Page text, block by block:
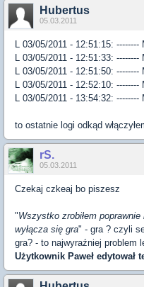
Hubertus
05.03.2011
L 03/05/2011 - 12:51:15:
L 03/05/2011 - 12:51:33:
L 03/05/2011 - 12:51:50:
L 03/05/2011 - 12:52:10:
L 03/05/2011 - 13:54:32:
to ostatnie logi odkąd
rS.
05.03.2011
Czekaj czkeaj bo piszesz
"Wszystko zrobiłem
wyłącza się gra" - gra ? czyli
gra? - to najwyraźniej problem
Użytkownik Paweł edytował